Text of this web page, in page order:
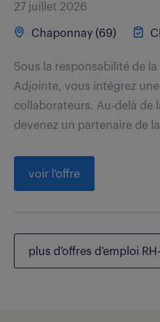
27 juillet 2026
Chaponnay (69)
Sous la responsabilité de
Adjointe, vous intégrez
collaborateurs. Au-delà de
devenez un partenaire de
voir l'offre
plus d'offres d'emploi